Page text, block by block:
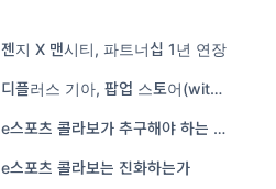
젠지 X 맨시티, 파트너십 1년 연장
디플러스 기아, 팝업 스토어(with 기아)
e스포츠 콜라보가 추구해야 하는 방향
e스포츠 콜라보는 진화하는가